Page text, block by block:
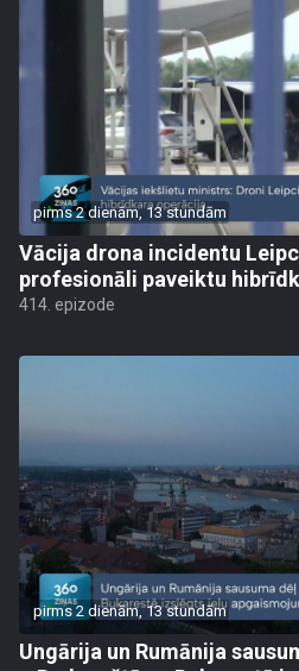
pirms 2 dienām, 13 stundām
Vācija drona incidentu
profesionāli paveiktu
414. epizode
pirms 2 dienām, 13 stundām
Ungārija un Rumānija